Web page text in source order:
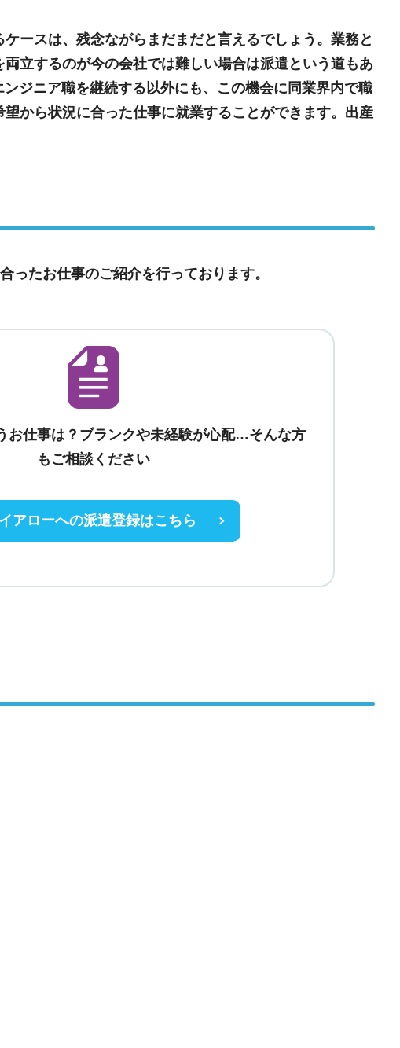
ースは、残念ながらまだまだと言えるでしょう。業務と
立するのが今の会社では難しい場合は派遣という道もあ
ジニア職を継続する以外にも、この機会に同業界内で職
から状況に合った仕事に就業することができます。出産
たお仕事のご紹介を行っております。
お仕事は？ブランクや未経験が心配…そんな方
もご相談ください
イアローへの派遣登録はこちら